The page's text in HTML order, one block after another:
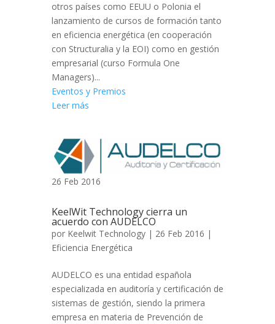
otros países como EEUU o Polonia el
lanzamiento de cursos de formación tanto
en eficiencia energética (en cooperación
con Structuralia y la EOI) como en gestión
empresarial (curso Formula One
Managers)...
Eventos y Premios
Leer más
26 Feb 2016
KeelWit Technology cierra un
acuerdo con AUDELCO
por Keelwit Technology | 26 Feb 2016 |
Eficiencia Energética
AUDELCO es una entidad española
especializada en auditoría y certificación de
sistemas de gestión, siendo la primera
empresa en materia de Prevención de